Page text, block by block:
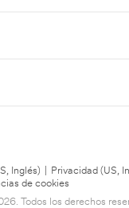
Inglés) Privacidad (US,
de cookies
Todos los derechos